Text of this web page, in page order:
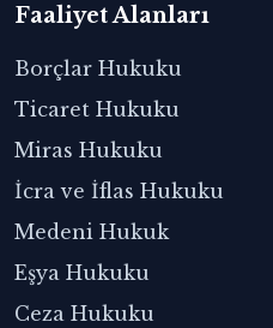
Faaliyet Alanları
Borçlar Hukuku
Ticaret Hukuku
Miras Hukuku
İcra ve İflas Hukuku
Medeni Hukuk
Eşya Hukuku
Ceza Hukuku